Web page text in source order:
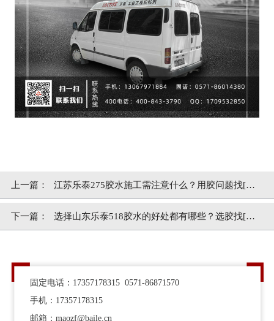
上一篇： 江苏乐泰275胶水施工需注意什么？用胶问题找[百
乐粘胶]
下一篇： 选择山东乐泰518胶水的好处都有哪些？选胶找[百
固定电话：17357178315 0571-86871570
手机：17357178315
邮箱：maozf@baile.cn